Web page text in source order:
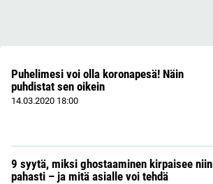
Puhelimesi voi olla koronapesä! Näin
puhdistat sen oikein
14.03.2020 18:00
9 syytä, miksi ghostaaminen kirpaisee niin
pahasti – ja mitä asialle voi tehdä